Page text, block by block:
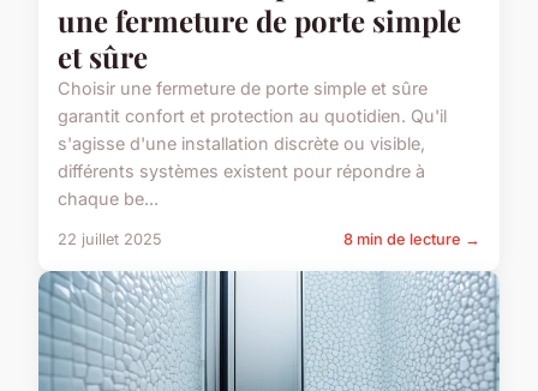
une fermeture de porte simple
et sûre
Choisir une fermeture de porte simple et sûre
garantit confort et protection au quotidien. Qu'il
s'agisse d'une installation discrète ou visible,
différents systèmes existent pour répondre à
chaque be...
22 juillet 2025 8 min de lecture →